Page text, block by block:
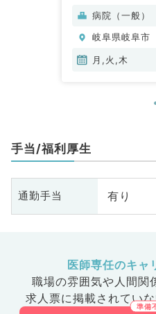
病院（一般）
岐阜県岐阜市
月,火,木
手当/福利厚生
通勤手当 有り
医師専任のキャ
職場の雰囲気や人間関
求人票に掲載されてい